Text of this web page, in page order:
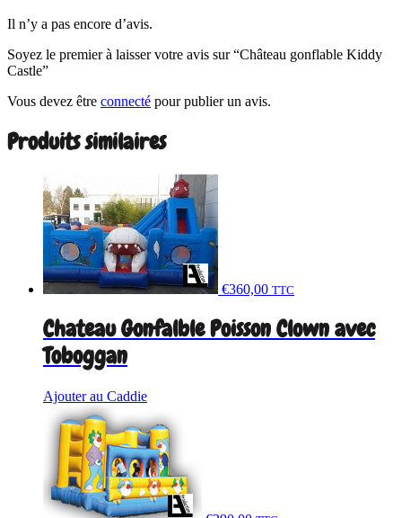
Il n’y a pas encore d’avis.
Soyez le premier à laisser votre avis sur “Château gonflable Kiddy
Castle”
Vous devez être connecté pour publier un avis.
Produits similaires
€360,00 TTC
Chateau Gonfalble Poisson Clown avec
Toboggan
Ajouter au Caddie